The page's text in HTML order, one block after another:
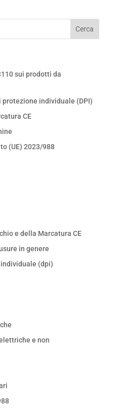
sui prodotti da
protezione individuale (DPI)
CE
(UE) 2023/988
e della Marcatura CE
in genere
(dpi)
e non